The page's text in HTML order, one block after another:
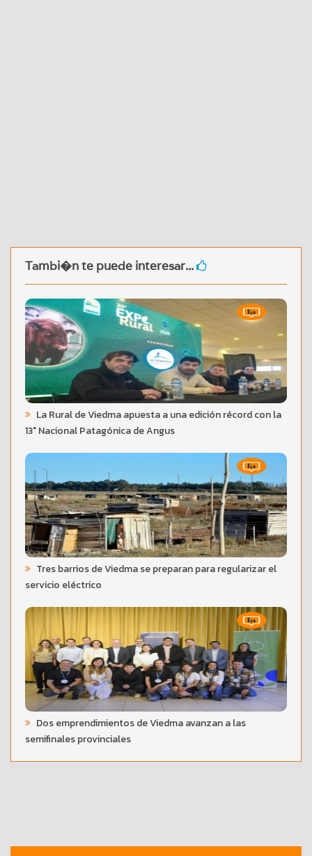
Tambi�n te puede interesar...
La Rural de Viedma apuesta a una edición récord con la
13° Nacional Patagónica de Angus
Tres barrios de Viedma se preparan para regularizar el
servicio eléctrico
Dos emprendimientos de Viedma avanzan a las
semifinales provinciales